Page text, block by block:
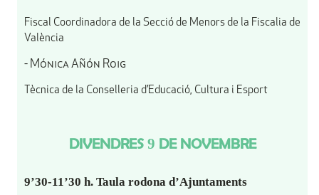
Fiscal Coordinadora de la Secció de Menors de la Fiscalia de
València
- Mónica Añón Roig
Tècnica de la Conselleria d’Educació, Cultura i Esport
DIVENDRES 9 DE NOVEMBRE
9’30-11’30 h. Taula rodona d’Ajuntaments